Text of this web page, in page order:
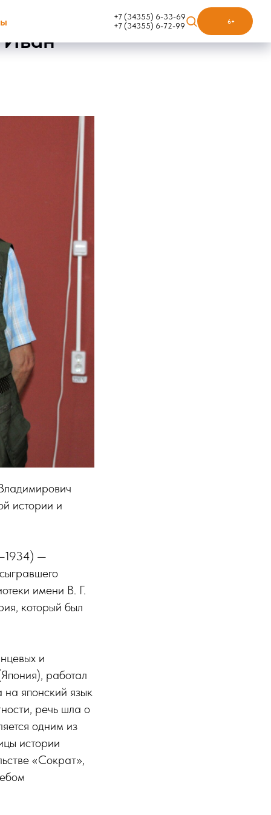
+7 (34355) 6-33-69
+7 (34355) 6-72-99
6+
Иван
истории и
—
имени В. Г.
который был
и
работал
японский язык
речь шла о
одним из
истории
«Сократ»,